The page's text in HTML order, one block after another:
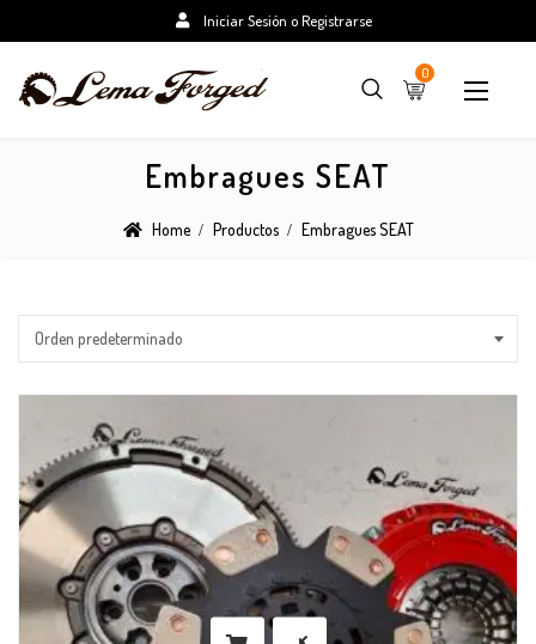
Iniciar Sesión o Registrarse
0
Embragues SEAT
Home Productos Embragues SEAT
Orden predeterminado